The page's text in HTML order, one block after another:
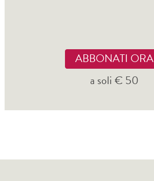
ABBONATI ORA
a soli € 50